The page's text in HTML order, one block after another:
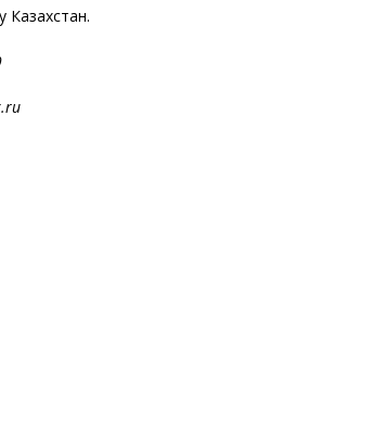
Казахстан.